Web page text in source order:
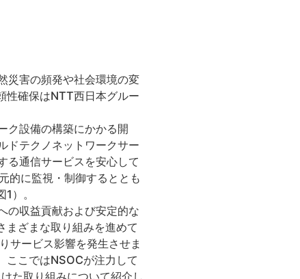
災害の頻発や社会環境の変
性確保はNTT西日本グルー
ク設備の構築にかかる開
ドテクノネットワークサー
る通信サービスを安心して
的に監視・制御するととも
）。
の収益貢献および安定的な
まざまな取り組みを進めて
サービス影響を発生させま
ここではNSOCが注力して
た取り組みについて紹介し